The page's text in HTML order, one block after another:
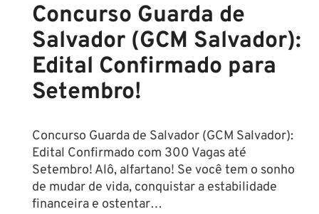
Concurso Guarda de
Salvador (GCM Salvador):
Edital Confirmado para
Setembro!
Concurso Guarda de Salvador (GCM Salvador):
Edital Confirmado com 300 Vagas até
Setembro! Alô, alfartano! Se você tem o sonho
de mudar de vida, conquistar a estabilidade
financeira e ostentar…